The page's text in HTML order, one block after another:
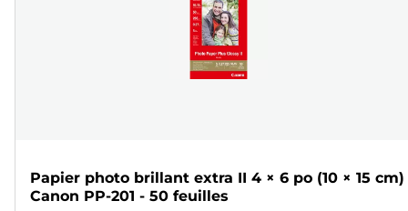
Papier photo brillant extra II 4 × 6 po (10 × 15 cm)
Canon PP-201 - 50 feuilles